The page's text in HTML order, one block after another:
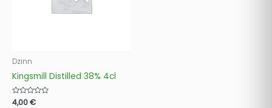
Dzinn
Kingsmill Distilled 38% 4cl
Hinnanguga
4,00€